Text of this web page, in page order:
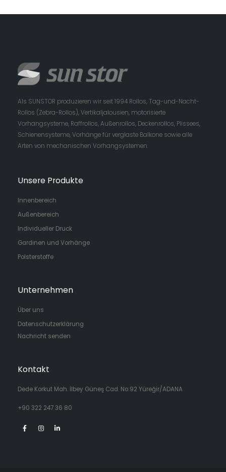
Als SUNSTOR produzieren wir seit 1994 Rollos, Tag-und-Nacht-
Rollos (Zebra-Rollos), Vertikaljalousien, motorisierte
Vorhangsysteme, Raffrollos, Außenrollos, Deckenrollos, Plissees,
Schienensysteme, Vorhänge für verglaste Balkone sowie alle
Arten von mechanischen Vorhangsystemen.
Unsere Produkte
Innenbereich
Außenbereich
Individueller Druck
Gardinen und Vorhänge
Polsterstoffe
Unternehmen
Über uns
Datenschutzerklärung
Nachricht senden
Kontakt
Dede Korkut Mah. İlbey Güneş Cad. No:92 Yüreğir/ADANA
+90 322 247 36 80